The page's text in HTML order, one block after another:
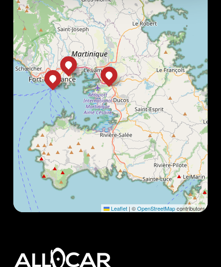
Leaflet | ©OpenStreetMapcontributors